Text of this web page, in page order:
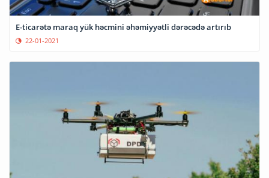
E-ticarətə maraq yük həcmini əhəmiyyətli dərəcədə artırıb
22-01-2021